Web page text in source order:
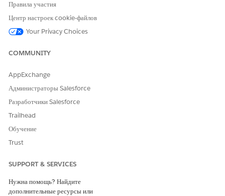
участия.
ЭТА СТАТЬЯ РЕШИЛА ВАШУ ПРОБЛЕМУ?
Правила участия
Центр настроек cookie-файлов
Your Privacy Choices
COMMUNITY
AppExchange
Администраторы Salesforce
Разработчики Salesforce
Trailhead
Обучение
Trust
SUPPORT & SERVICES
Нужна помощь? Найдите
дополнительные ресурсы или